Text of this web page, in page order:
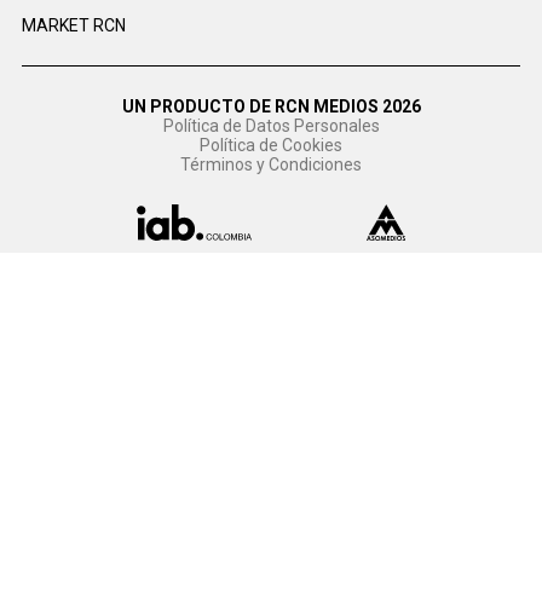
MARKET RCN
UN PRODUCTO DE RCN MEDIOS 2026
Política de Datos Personales
Política de Cookies
Términos y Condiciones